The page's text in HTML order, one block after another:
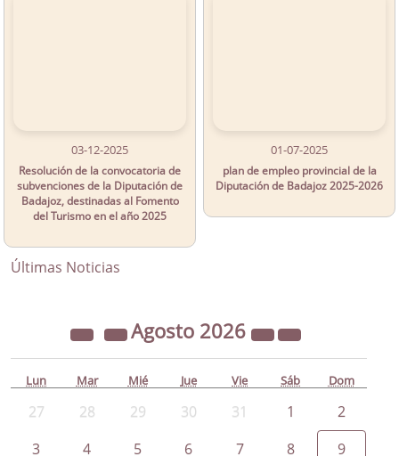
03-12-2025
Resolución de la convocatoria de
subvenciones de la Diputación de
Badajoz, destinadas al Fomento
del Turismo en el año 2025
01-07-2025
plan de empleo provincial de la
Diputación de Badajoz 2025-2026
Últimas Noticias
Agosto 2026
Lun Mar Mié Jue Vie Sáb Dom
27 28 29 30 31 1
2
3
4 5 6 7 8 9